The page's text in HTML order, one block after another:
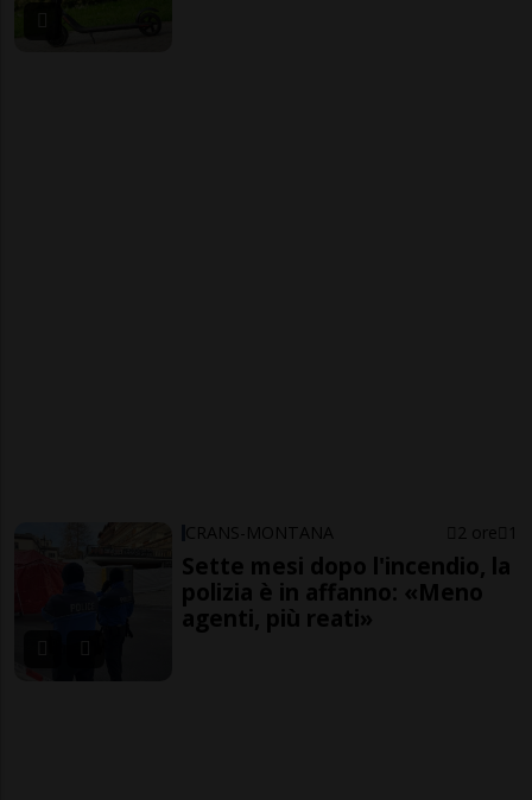
CRANS-MONTANA 2 ore 1
Sette mesi dopo l'incendio, la
polizia è in affanno: «Meno
agenti, più reati»